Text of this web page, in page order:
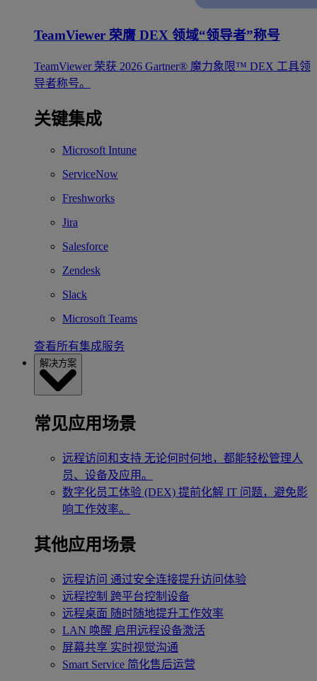
TeamViewer 荣膺 DEX 领域“领导者”称号
TeamViewer 荣获 2026 Gartner® 魔力象限™ DEX 工具领
导者称号。
关键集成
Microsoft Intune
ServiceNow
Freshworks
Jira
Salesforce
Zendesk
Slack
Microsoft Teams
查看所有集成服务
解决方案
常见应用场景
远程访问和支持 无论何时何地，都能轻松管理人
员、设备及应用。
数字化员工体验 (DEX) 提前化解 IT 问题，避免影
响工作效率。
其他应用场景
远程访问 通过安全连接提升访问体验
远程控制 跨平台控制设备
远程桌面 随时随地提升工作效率
LAN 唤醒 启用远程设备激活
屏幕共享 实时视觉沟通
Smart Service 简化售后运营